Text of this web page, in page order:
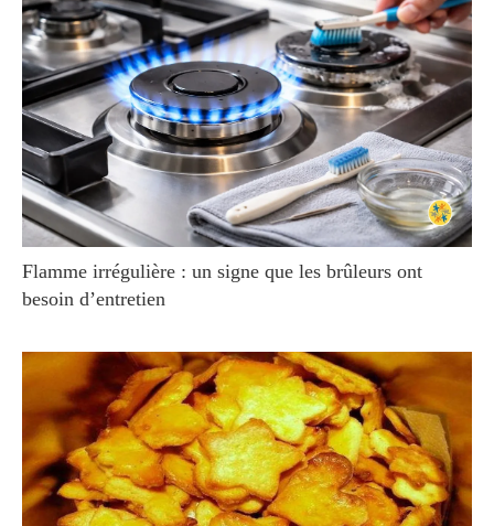
Flamme irrégulière : un signe que les brûleurs ont
besoin d’entretien